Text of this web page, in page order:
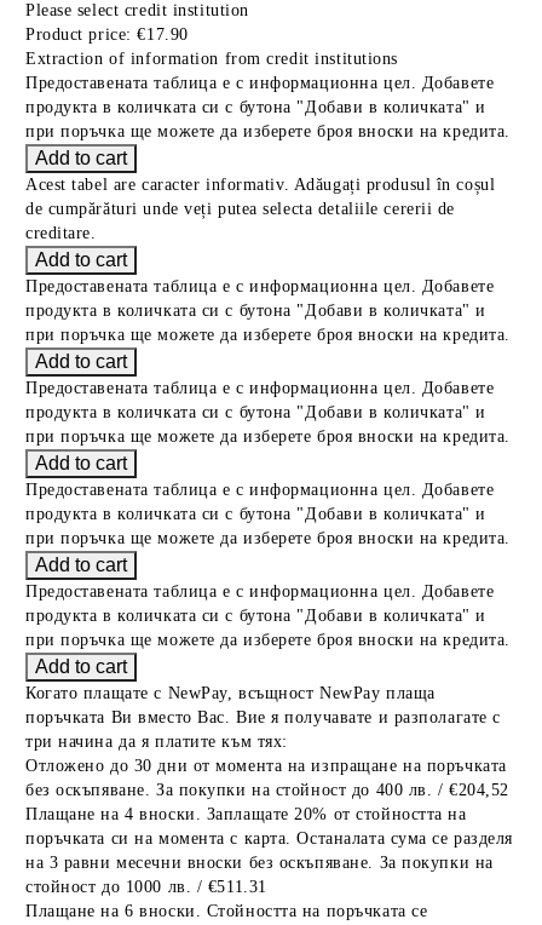
Please select credit institution
Product price: €17.90
Extraction of information from credit institutions
Предоставената таблица е с информационна цел. Добавете
продукта в количката си с бутона "Добави в количката" и
при поръчка ще можете да изберете броя вноски на кредита.
Acest tabel are caracter informativ. Adăugați produsul în coșul
de cumpărături unde veți putea selecta detaliile cererii de
creditare.
Предоставената таблица е с информационна цел. Добавете
продукта в количката си с бутона "Добави в количката" и
при поръчка ще можете да изберете броя вноски на кредита.
Предоставената таблица е с информационна цел. Добавете
продукта в количката си с бутона "Добави в количката" и
при поръчка ще можете да изберете броя вноски на кредита.
Предоставената таблица е с информационна цел. Добавете
продукта в количката си с бутона "Добави в количката" и
при поръчка ще можете да изберете броя вноски на кредита.
Предоставената таблица е с информационна цел. Добавете
продукта в количката си с бутона "Добави в количката" и
при поръчка ще можете да изберете броя вноски на кредита.
Когато плащате с NewPay, всъщност NewPay плаща
поръчката Ви вместо Вас. Вие я получавате и разполагате с
три начина да я платите към тях:
Отложено до 30 дни от момента на изпращане на поръчката
без оскъпяване. За покупки на стойност до 400 лв. / €204,52
Плащане на 4 вноски. Заплащате 20% от стойността на
поръчката си на момента с карта. Останалата сума се разделя
на 3 равни месечни вноски без оскъпяване. За покупки на
стойност до 1000 лв. / €511.31
Плащане на 6 вноски. Стойността на поръчката се